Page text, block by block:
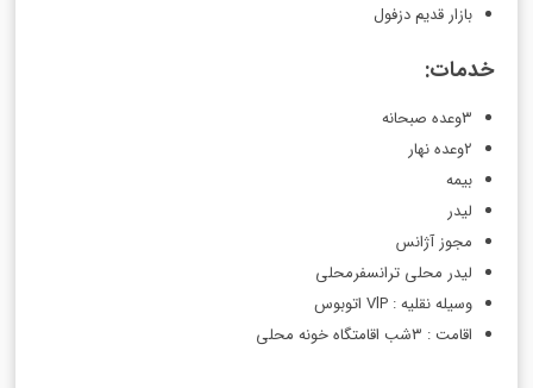
بازار قدیم دزفول
خدمات:
۳وعده صبحانه
۲وعده نهار
بیمه‌ ‌
لیدر
مجوز آژانس
لیدر محلی ترانسفرمحلی
وسیله نقلیه : VlP اتوبوس
اقامت : ۳شب اقامتگاه خونه محلی